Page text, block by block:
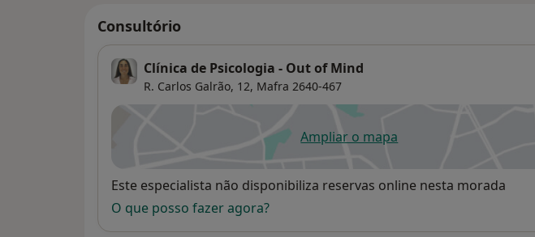
Consultório
Clínica de Psicologia - Out of Mind
R. Carlos Galrão, 12, Mafra 2640-467
Ampliar o mapaabre num novo separador
Disponibilidade
Este especialista não disponibiliza reservas online nesta morada
O que posso fazer agora?